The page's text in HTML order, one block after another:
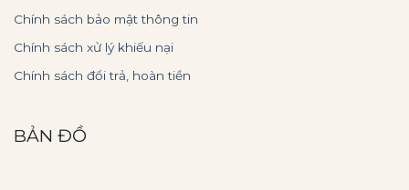
Chính sách bảo mật thông tin
Chính sách xử lý khiếu nại
Chính sách đổi trả, hoàn tiền
BẢN ĐỒ